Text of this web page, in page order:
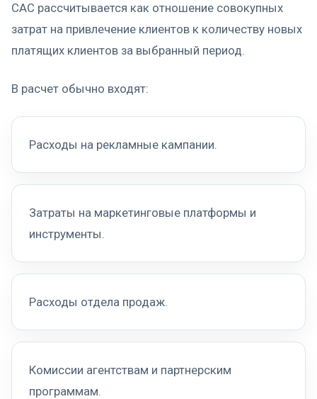
CAC рассчитывается как отношение совокупных
затрат на привлечение клиентов к количеству новых
платящих клиентов за выбранный период.
В расчет обычно входят:
Расходы на рекламные кампании.
Затраты на маркетинговые платформы и
инструменты.
Расходы отдела продаж.
Комиссии агентствам и партнерским
программам.